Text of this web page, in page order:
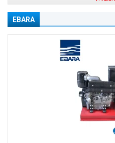
EBARA